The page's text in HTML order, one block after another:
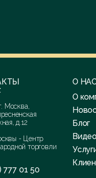
Москва,
д.12
- Центр
торговли
777 01 50
О
О
Блог